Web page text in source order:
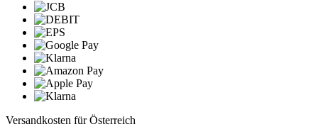
Versandkosten für Österreich